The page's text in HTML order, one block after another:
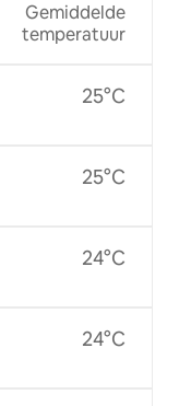
Gemiddelde
temperatuur
25°C
25°C
24°C
24°C